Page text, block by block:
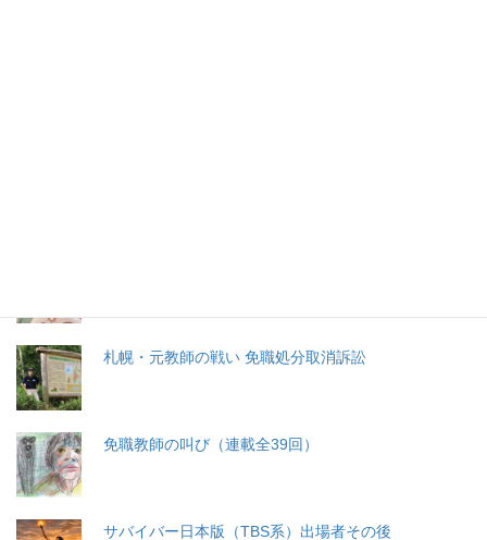
札幌・元教師の戦い 免職処分取消訴訟
免職教師の叫び（連載全39回）
サバイバー日本版（TBS系）出場者その後